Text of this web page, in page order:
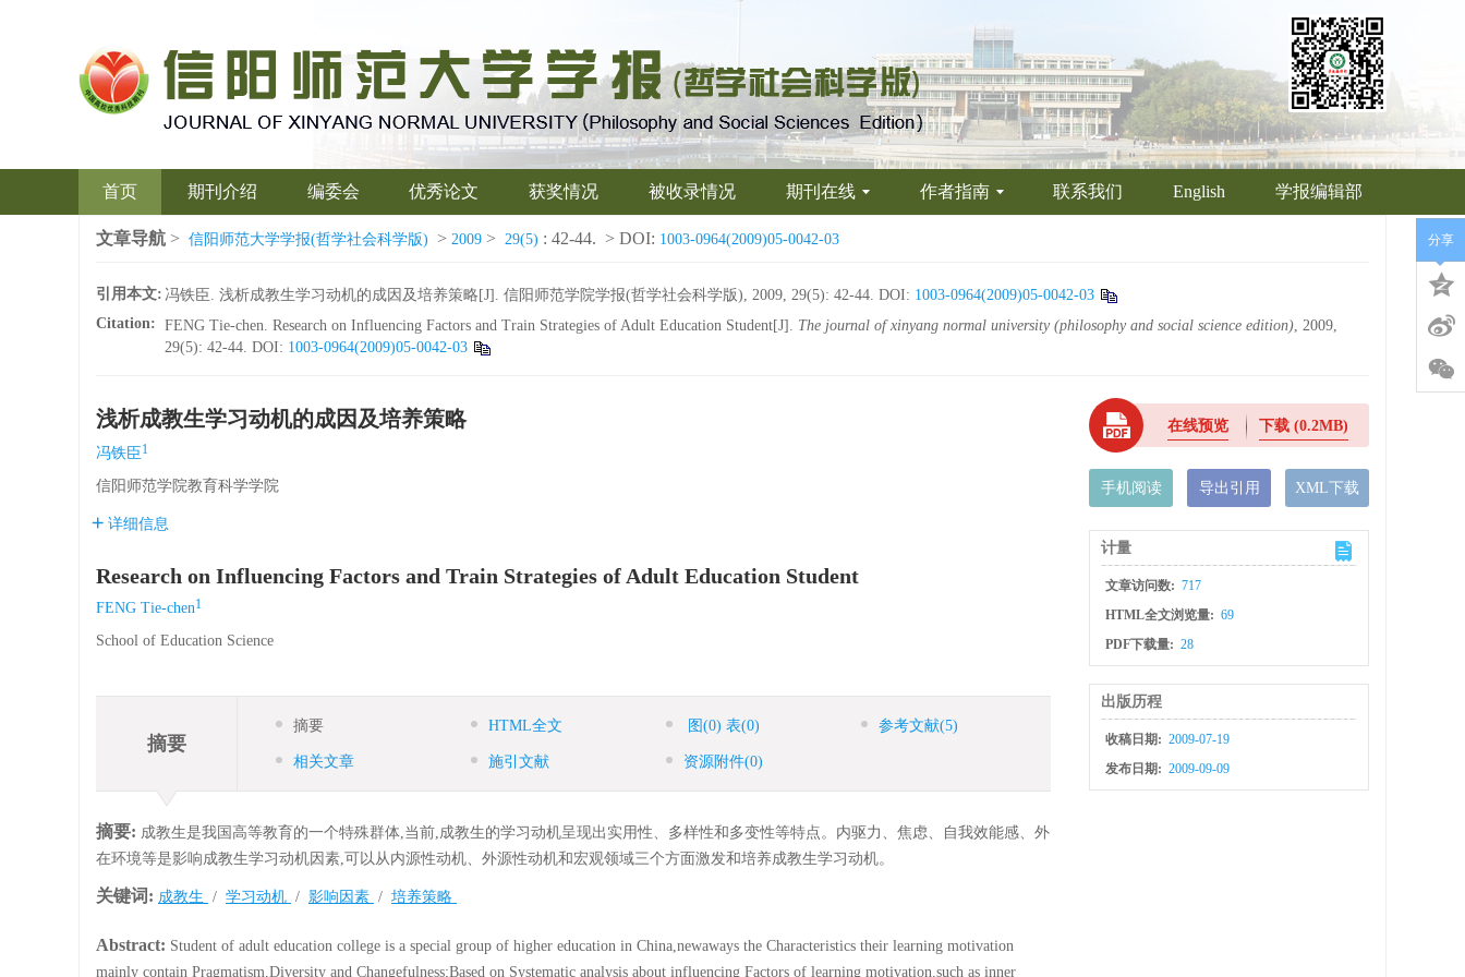
首页 期刊介绍 编委会 优秀论文 获奖情况 被收录情况 期刊在线 作者指南 联系我们 English 学报编辑部
文章导航 > 信阳师范大学学报(哲学社会科学版) > 2009 > 29(5) : 42-44. > DOI: 1003-0964(2009)05-0042-03
引用本文: 冯铁臣. 浅析成教生学习动机的成因及培养策略[J]. 信阳师范学院学报(哲学社会科学版), 2009, 29(5): 42-44. DOI: 1003-0964(2009)05-0042-03
Citation: FENG Tie-chen. Research on Influencing Factors and Train Strategies of Adult Education Student[J]. The journal of xinyang normal university (philosophy and social science edition), 2009,
29(5): 42-44. DOI: 1003-0964(2009)05-0042-03
浅析成教生学习动机的成因及培养策略
冯铁臣 1
信阳师范学院教育科学学院
详细信息
Research on Influencing Factors and Train Strategies of Adult Education Student
FENG Tie-chen1
School of Education Science
摘要
摘要 HTML全文 图 (0) 表(0) 参考文献(5)
相关文章 施引文献 资源附件(0)
摘要: 成教生是我国高等教育的一个特殊群体,当前,成教生的学习动机呈现出实用性、多样性和多变性等特点。内驱力、焦虑、自我效能感、外
在环境等是影响成教生学习动机因素,可以从内源性动机、外源性动机和宏观领域三个方面激发和培养成教生学习动机。
关键词: 成教生 / 学习动机 / 影响因素 / 培养策略
Abstract: Student of adult education college is a special group of higher education in China,newaways the Characteristics their learning motivation
mainly contain Pragmatism,Diversity and Changefulness;Based on Systematic analysis about influencing Factors of learning motivation,such as inner
在线预览 下载(0.2MB)
手机阅读 导出引用 XML下载
计量
文章访问数: 717
HTML全文浏览量: 69
PDF下载量: 28
出版历程
收稿日期: 2009-07-19
发布日期: 2009-09-09
分享